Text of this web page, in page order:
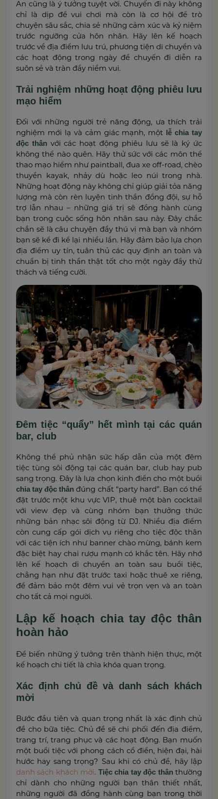
An cũng là ý tưởng tuyệt vời. Chuyến đi này không
chỉ là dịp để vui chơi mà còn là cơ hội để trò
chuyện sâu sắc, chia sẻ những cảm xúc và kỷ niệm
trước ngưỡng cửa hôn nhân. Hãy lên kế hoạch
trước về địa điểm lưu trú, phương tiện di chuyển và
các hoạt động trong ngày để chuyến đi diễn ra
suôn sẻ và tràn đầy niềm vui.
Trải nghiệm những hoạt động phiêu lưu
mạo hiểm
Đối với những người trẻ năng động, ưa thích trải
nghiệm mới lạ và cảm giác mạnh, một lễ chia tay
độc thânvới các hoạt động phiêu lưu sẽ là ký ức
không thể nào quên. Hãy thử sức với các môn thể
thao mạo hiểm như paintball, đua xe off-road, chèo
thuyền kayak, nhảy dù hoặc leo núi trong nhà.
Những hoạt động này không chỉ giúp giải tỏa năng
lượng mà còn rèn luyện tinh thần đồng đội, sự hỗ
trợ lẫn nhau – những giá trị sẽ đồng hành cùng
bạn trong cuộc sống hôn nhân sau này. Đây chắc
chắn sẽ là câu chuyện đầy thú vị mà bạn và nhóm
bạn sẽ kể đi kể lại nhiều lần. Hãy đảm bảo lựa chọn
địa điểm uy tín, tuân thủ các quy định an toàn và
chuẩn bị tinh thần thật tốt cho một ngày đầy thử
thách và tiếng cười.
Đêm tiệc “quẩy” hết mình tại các quán
bar, club
Không thể phủ nhận sức hấp dẫn của một đêm
tiệc tùng sôi động tại các quán bar, club hay pub
sang trọng. Đây là lựa chọn kinh điển cho một buổi
chia tay độc thân đúng chất “party hard”. Bạn có thể
đặt trước một khu vực VIP, thuê một bàn cocktail
với view đẹp và cùng nhóm bạn thưởng thức
những bản nhạc sôi động từ DJ. Nhiều địa điểm
còn cung cấp gói dịch vụ riêng cho tiệc độc thân
với các tiện ích như banner chào mừng, bánh kem
đặc biệt hay chai rượu mạnh có khắc tên. Hãy nhớ
lên kế hoạch di chuyển an toàn sau buổi tiệc,
chẳng hạn như đặt trước taxi hoặc thuê xe riêng,
để đảm bảo một đêm vui vẻ trọn vẹn và an toàn
cho tất cả mọi người.
Lập kế hoạch chia tay độc thân
hoàn hảo
Để biến những ý tưởng trên thành hiện thực, một
kế hoạch chi tiết là chìa khóa quan trọng.
Xác định chủ đề và danh sách khách
mời
Bước đầu tiên và quan trọng nhất là xác định chủ
đề cho bữa tiệc. Chủ đề sẽ chi phối đến địa điểm,
trang trí, trang phục và các hoạt động. Bạn muốn
một buổi tiệc với phong cách cổ điển, hiện đại, hài
hước hay sang trọng? Sau khi có chủ đề, hãy lập
danh sách khách mời. Tiệc chia tay độc thânthường
chỉ dành cho những người bạn thân thiết nhất,
những người đã đồng hành cùng bạn trong thời